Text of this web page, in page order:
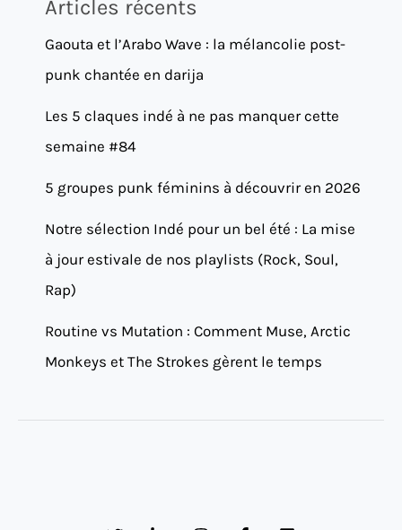
Articles récents
Gaouta et l’Arabo Wave : la mélancolie post-
punk chantée en darija
Les 5 claques indé à ne pas manquer cette
semaine #84
5 groupes punk féminins à découvrir en 2026
Notre sélection Indé pour un bel été : La mise
à jour estivale de nos playlists (Rock, Soul,
Rap)
Routine vs Mutation : Comment Muse, Arctic
Monkeys et The Strokes gèrent le temps